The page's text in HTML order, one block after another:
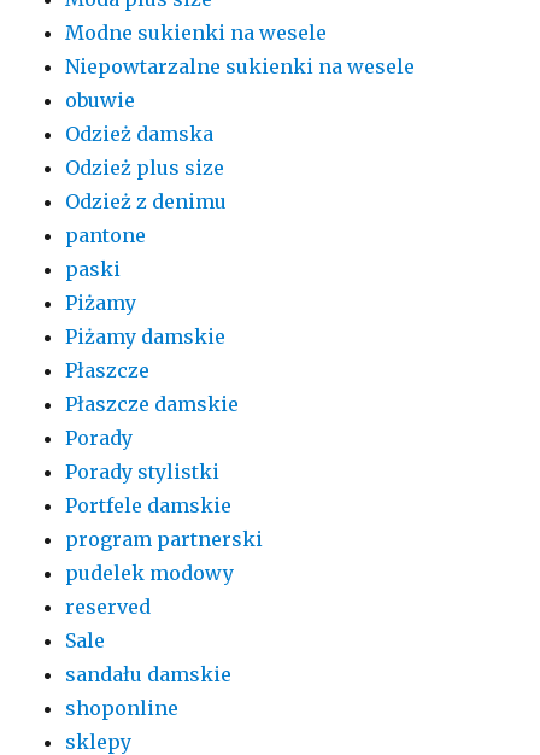
Modne sukienki na wesele
Niepowtarzalne sukienki na wesele
obuwie
Odzież damska
Odzież plus size
Odzież z denimu
pantone
paski
Piżamy
Piżamy damskie
Płaszcze
Płaszcze damskie
Porady
Porady stylistki
Portfele damskie
program partnerski
pudelek modowy
reserved
Sale
sandału damskie
shoponline
sklepy